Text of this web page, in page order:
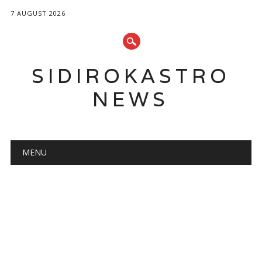
7 AUGUST 2026
SIDIROKASTRO
NEWS
Main menu
MENU